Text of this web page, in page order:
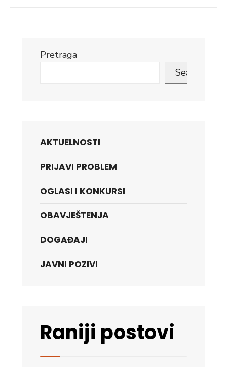
Pretraga
Search
AKTUELNOSTI
PRIJAVI PROBLEM
OGLASI I KONKURSI
OBAVJEŠTENJA
DOGAĐAJI
JAVNI POZIVI
Raniji postovi